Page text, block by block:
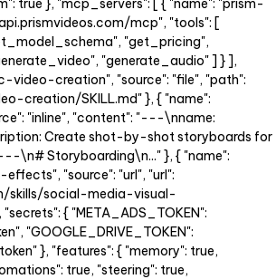
true }, "mcp_servers": [ { "name": "prism-
mcp", "tools": [
"get_pricing",
"generate_audio" ] } ],
video-creation", "source": "file", "path":
creation/SKILL.md" }, { "name":
"inline", "content": "---\nname:
Create shot-by-shot storyboards for
\n# Storyboarding\n..." }, { "name":
"source": "url", "url":
skills/social-media-visual-
"secrets": { "META_ADS_TOKEN":
"GOOGLE_DRIVE_TOKEN":
}, "features": { "memory": true,
true, "steering": true,